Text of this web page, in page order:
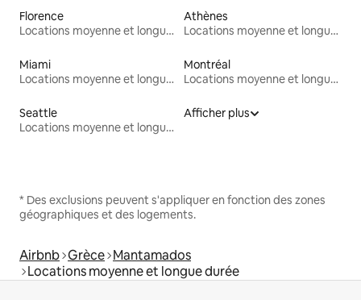
Florence
Locations moyenne et longue durée
Athènes
Locations moyenne et longue durée
Miami
Locations moyenne et longue durée
Montréal
Locations moyenne et longue durée
Seattle
Locations moyenne et longue durée
Afficher plus
* Des exclusions peuvent s'appliquer en fonction des zones
géographiques et des logements.
Airbnb Grèce Mantamados
Locations moyenne et longue durée